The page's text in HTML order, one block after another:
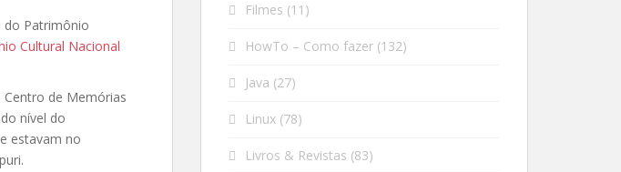
do Patrimônio
Cultural Nacional
de Memórias
nível do
estavam no
Filmes (11)
HowTo – Como fazer (132)
Java (27)
Linux (78)
Livros & Revistas (83)